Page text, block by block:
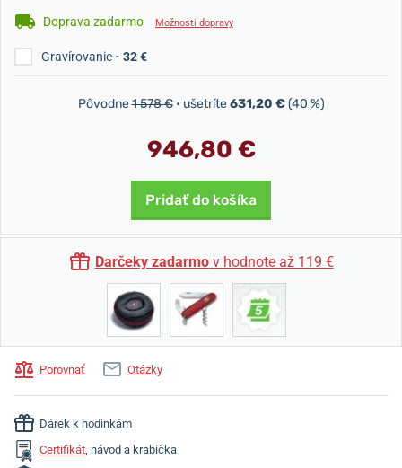
Doprava zadarmo Možnosti dopravy
Gravírovanie- 32 €
Pôvodne1 578 € • ušetríte631,20 €(40 %)
946,80 €
Pridať do košíka
Darčeky zadarmov hodnote až 119 €
Porovnať Otázky
Dárek k hodinkám
Certifikát, návod a krabička